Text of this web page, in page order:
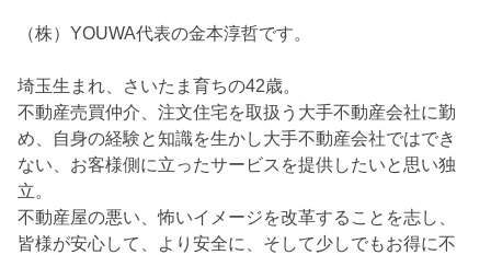
（株）YOUWA代表の金本淳哲です。
埼玉生まれ、さいたま育ちの42歳。
不動産売買仲介、注文住宅を取扱う大手不動産会社に勤
め、自身の経験と知識を生かし大手不動産会社ではでき
ない、お客様側に立ったサービスを提供したいと思い独
立。
不動産屋の悪い、怖いイメージを改革することを志し、
皆様が安心して、より安全に、そして少しでもお得に不